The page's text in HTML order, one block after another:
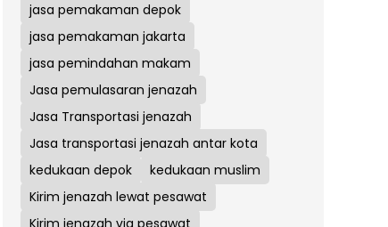
jasa pemakaman depok
jasa pemakaman jakarta
jasa pemindahan makam
Jasa pemulasaran jenazah
Jasa Transportasi jenazah
Jasa transportasi jenazah antar kota
kedukaan depok
kedukaan muslim
Kirim jenazah lewat pesawat
Kirim jenazah via pesawat